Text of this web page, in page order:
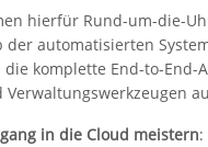
hierfür Rund-um-die-
automatisierten
komplette End-to-
in die Cloud meistern